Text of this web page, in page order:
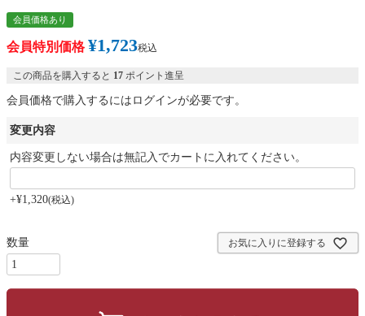
会員価格あり
会員特別価格 ¥1,723税込
この商品を購入すると 17 ポイント進呈
会員価格で購入するにはログインが必要です。
変更内容
内容変更しない場合は無記入でカートに入れてください。
+¥1,320 税込
お気に入りに登録する